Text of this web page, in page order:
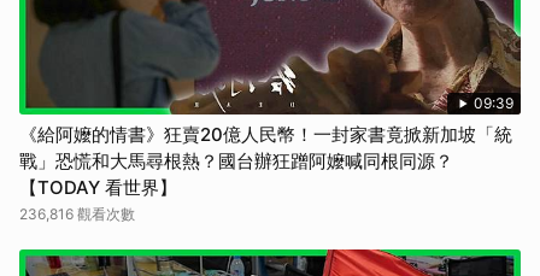
09:39
《給阿嬤的情書》狂賣20億人民幣！一封家書竟掀新加坡「統
戰」恐慌和大馬尋根熱？國台辦狂蹭阿嬤喊同根同源？
【TODAY 看世界】
236,816 觀看次數